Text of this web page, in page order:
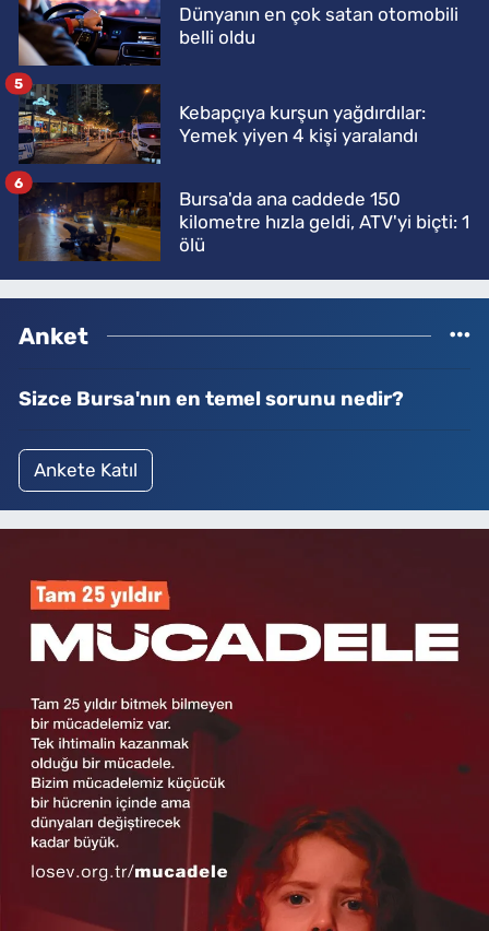
Dünyanın en çok satan otomobili
belli oldu
Kebapçıya kurşun yağdırdılar:
Yemek yiyen 4 kişi yaralandı
5
Bursa'da ana caddede 150
kilometre hızla geldi, ATV'yi biçti: 1
ölü
6
Anket
Sizce Bursa'nın en temel sorunu nedir?
Ankete Katıl